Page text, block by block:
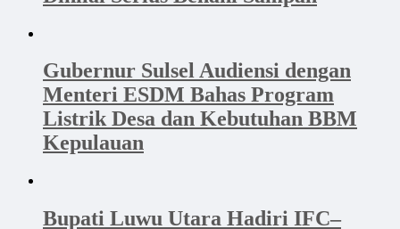
Gubernur Sulsel Audiensi dengan
Menteri ESDM Bahas Program
Listrik Desa dan Kebutuhan BBM
Kepulauan
Bupati Luwu Utara Hadiri IFC–